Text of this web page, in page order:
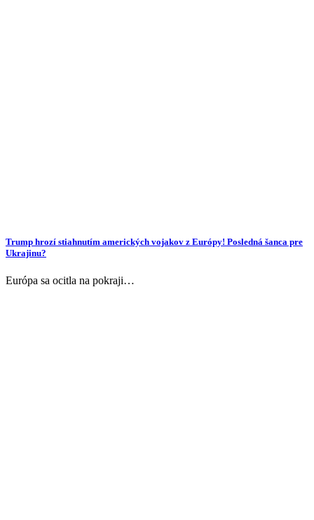
Trump hrozí stiahnutím amerických vojakov z Európy! Posledná šanca pre
Ukrajinu?
Európa sa ocitla na pokraji…